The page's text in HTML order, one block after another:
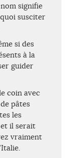
signifie
susciter
si des
à la
guider
coin avec
pâtes
les
il serait
vraiment